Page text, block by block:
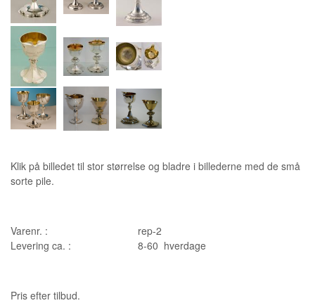
Klik på billedet til stor størrelse og bladre i billederne med de små
sorte pile.
Varenr. :
rep-2
Levering ca. :
8-60 hverdage
Pris efter tilbud.